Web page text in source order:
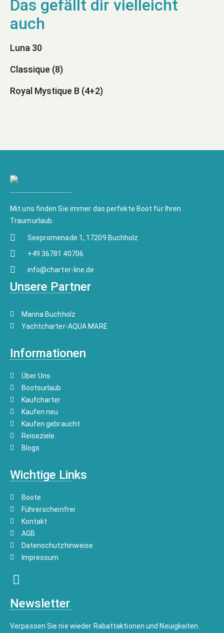
Luna 30
Classique (8)
Royal Mystique B (4+2)
Mit uns finden Sie immer das perfekte Boot für Ihren
Traumurlaub.
Seepromenade 1, 17209 Buchholz
+49 36781 40706
info@charter-line.de
Unsere Partner
Marina Buchholz
Yachtcharter-AQUA MARE
Informationen
Über Uns
Bootsurlaub
Kaufcharter
Kaufen neu
Kaufen gebraucht
Reiseziele
Blogs
Wichtige Links
Boote
Führerscheinfrei
Kontakt
AGB
Datenschutzhinweise
Impressum
Newsletter
Verpassen Sie nie wieder Rabattaktionen und Neuigkeiten.